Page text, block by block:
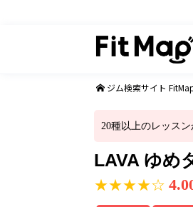
ジム検索サイト
20種以上のレッス
LAVA ゆめ
★★★★☆